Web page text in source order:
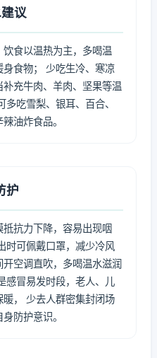
议
食以温热为主，多喝温
食物； 少吃生冷、寒凉
充牛肉、羊肉、坚果等温
吃雪梨、银耳、百合、
油炸食品。
护
抗力下降，容易出现咽
时可佩戴口罩，减少冷风
空调直吹，多喝温水滋润
感冒易发时段，老人、儿
， 少去人群密集封闭场
防护意识。